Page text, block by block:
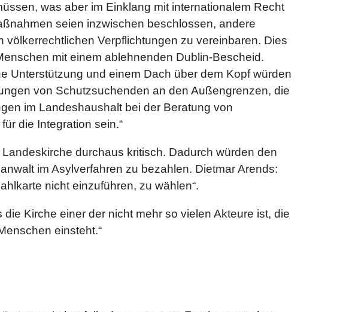
was aber im Einklang mit internationalem Recht
seien inzwischen beschlossen, andere
Verpflichtungen zu vereinbaren. Dies
mit einem ablehnenden Dublin-Bescheid.
Unterstützung und einem Dach über dem Kopf würden
von Schutzsuchenden an den Außengrenzen, die
im Landeshaushalt bei der Beratung von
die Integration sein.“
durchaus kritisch. Dadurch würden den
im Asylverfahren zu bezahlen. Dietmar Arends:
nicht einzuführen, zu wählen“.
Kirche einer der nicht mehr so vielen Akteure ist, die
einsteht.“